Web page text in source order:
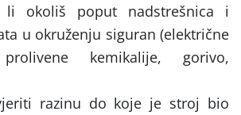
okoliš poput nadstrešnica i
u okruženju siguran (električne
kemikalije, gorivo,
razinu do koje je stroj bio